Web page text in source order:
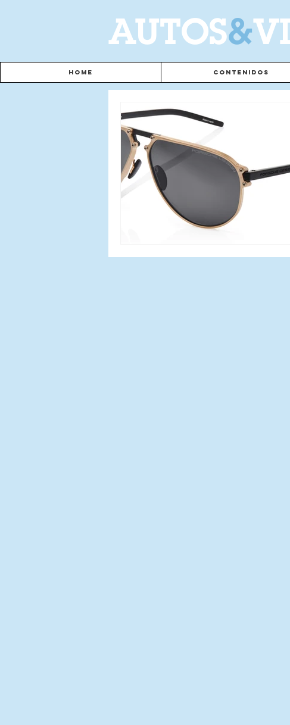
AUTOS&
Home Contenidos